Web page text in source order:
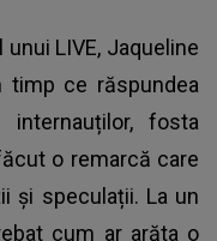
LIVE, Jaqueline
timp ce răspundea
fosta
o remarcă care
și speculații. La un
cum ar arăta o